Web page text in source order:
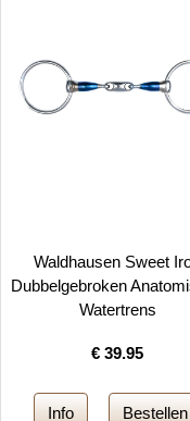
Waldhausen Sweet
Dubbelgebroken
Watertrens
€39.95